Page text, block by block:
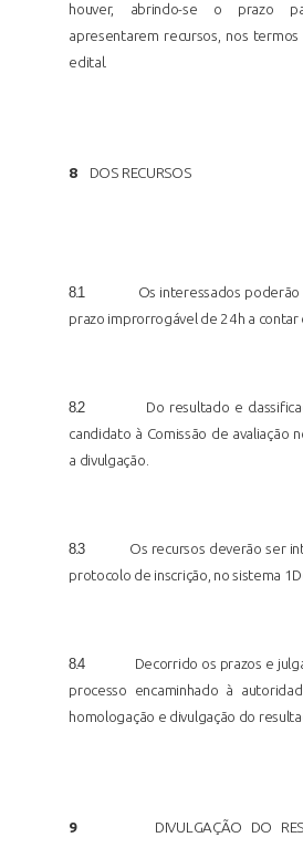
houver, abrindo-se o prazo
apresentarem recursos, nos
edital.
8 DOS RECURSOS
8.1
Os interessados
prazo improrrogável de 24h a contar
8.2
Do resultado e
candidato à Comissão de avaliação
a divulgação.
8.3
Os recursos deverão ser
protocolo de inscrição, no sistema
8.4
Decorrido os prazos e
processo encaminhado à
homologação e divulgação do
9 DIVULGAÇÃO DO